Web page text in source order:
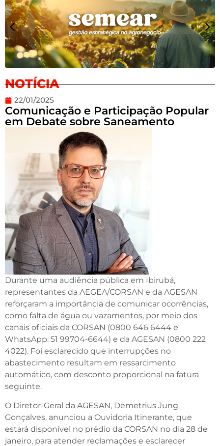
NOTÍCIA
22/01/2025
Comunicação e Participação Popular
em Debate sobre Saneamento
Durante uma audiência pública em Ibirubá,
representantes da AEGEA/CORSAN e da AGESAN
reforçaram a importância de comunicar ocorrências,
como falta de água ou vazamentos, por meio dos
canais oficiais da CORSAN (0800 646 6444 e
WhatsApp: 51 99704-6644) e da AGESAN (0800 222
4022). Foi esclarecido que interrupções no
abastecimento resultam em ressarcimento
automático, com desconto proporcional na fatura
seguinte.
O Diretor-Geral da AGESAN, Demetrius Jung
Gonçalves, anunciou a Ouvidoria Itinerante, que
estará disponível no prédio da CORSAN no dia 28 de
janeiro, para atender reclamações e esclarecer